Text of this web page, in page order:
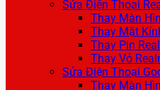
Sửa Điện Thoại
Thay Màn
Thay Mặt
Thay Pin
Thay Vỏ
Sửa Điện Thoại
Thay Màn